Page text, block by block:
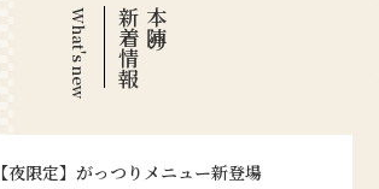
本陣の
新着情報
What's new
【夜限定】がっつりメニュー新登場